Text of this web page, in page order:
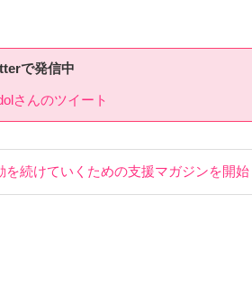
で発信中
さんのツイート
を続けていくための支援マガジンを開